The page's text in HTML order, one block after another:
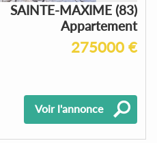
SAINTE-MAXIME (83)
Appartement
275000 €
Voir l'annonce